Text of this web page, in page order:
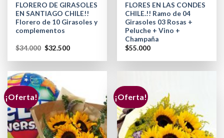
FLORERO DE GIRASOLES
EN SANTIAGO CHILE!!
Florero de 10 Girasoles y
complementos
$34.000 $32.500
FLORES EN LAS CONDES
CHILE.!! Ramo de 04
Girasoles 03 Rosas +
Peluche + Vino +
Champaña
$55.000
¡Oferta! ¡Oferta!